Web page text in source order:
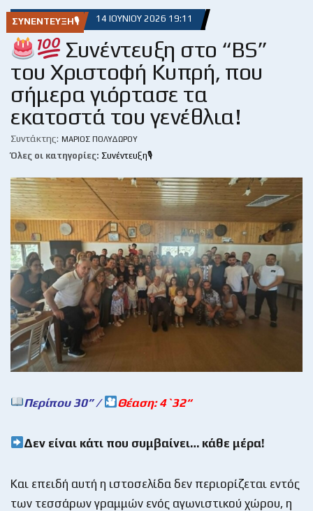
ΣΥΝΈΝΤΕΥΞΗ🎙 14 ΙΟΥΝΊΟΥ 2026 19:11
Συνέντευξη στο “BS”
του Χριστοφή Κυπρή, που
σήμερα γιόρτασε τα
εκατοστά του γενέθλια!
Συντάκτης: ΜΆΡΙΟΣ ΠΟΛΥΔΏΡΟΥ
Όλες οι κατηγορίες: Συνέντευξη🎙
Περίπου 30”/ Θέαση: 4`32“
Δεν είναι κάτι που συμβαίνει… κάθε μέρα!
Και επειδή αυτή η ιστοσελίδα δεν περιορίζεται εντός
των τεσσάρων γραμμών ενός αγωνιστικού χώρου, η